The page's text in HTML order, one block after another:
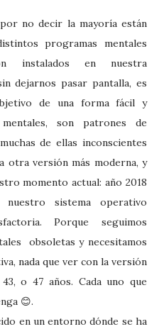
no decir la mayoría están
programas mentales
instalados en nuestra
dejarnos pasar pantalla, es
de una forma fácil y
son patrones de
de ellas inconscientes
otra versión más moderna, y
momento actual: año 2018
sistema operativo
Porque seguimos
obsoletas y necesitamos
nada que ver con la versión
o 47 años. Cada uno que
😊.
en un entorno dónde se ha